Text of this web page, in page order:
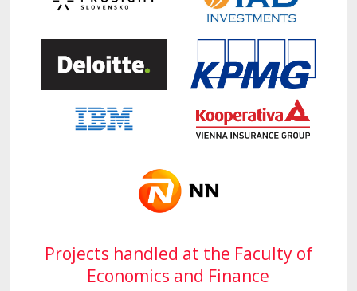
Projects handled at the Faculty of
Economics and Finance